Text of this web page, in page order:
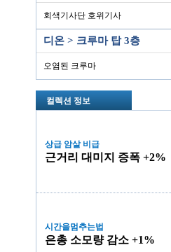
회색기사단 호위기사
디온 > 크루마 탑 3층
오염된 크루마
컬렉션 정보
상급 암살 비급
근거리 대미지 증폭 +2%
시간을멈추는법
은총 소모량 감소 +1%